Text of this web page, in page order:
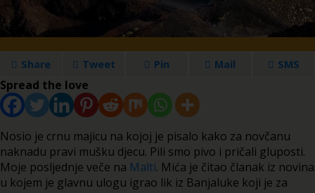
Share Tweet Pin Mail SMS
Spread the love
Nosio je crnu majicu na kojoj je pisalo kako za novčanu
naknadu pravi mušku djecu. Pili smo pivo i pričali gluposti.
Moje posljednje veče na Malti. Mića je čitao članak iz novina
u kojem je glavnu ulogu igrao lik iz Banjaluke koji je za